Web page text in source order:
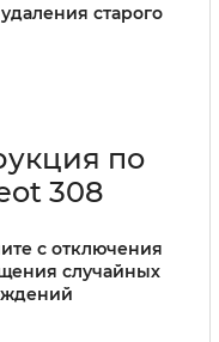
старого
по
308
с отключения
случайных